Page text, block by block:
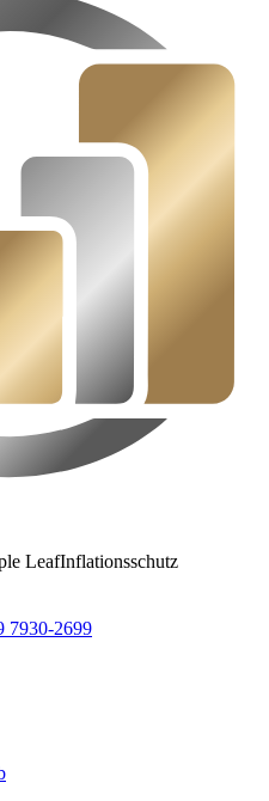
LeafInflationsschutz
7930-2699